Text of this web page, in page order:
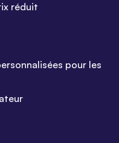
réduit
pour les